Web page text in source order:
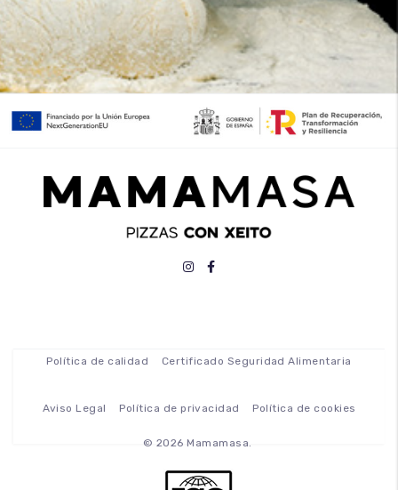
Política de calidad Certificado Seguridad Alimentaria
Aviso Legal Política de privacidad Política de cookies
© 2026 Mamamasa.